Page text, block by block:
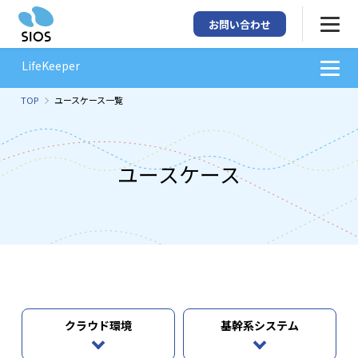
お問い合わせ
LifeKeeper
TOP ユースケース一覧
ユースケース
クラウド環境 基幹系システム